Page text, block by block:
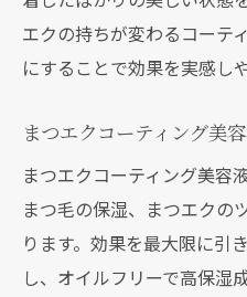
エクの持ちが変わるコーテ
にすることで効果を実感し
まつエクコーティング美
まつエクコーティング美容
まつ毛の保湿、まつエクの
ります。効果を最大限に引
し、オイルフリーで高保湿